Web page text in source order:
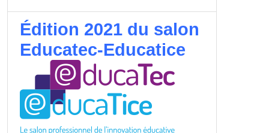
Édition 2021 du salon
Educatec-Educatice